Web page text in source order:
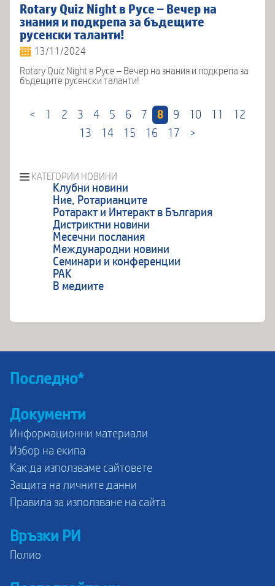
КАТЕГОРИИ НОВИНИ
Клубни новини
Ние, Ротарианците
Ротаракт и Интеракт в България
Дистриктни новини
Месечни послания
Международни новини
Семинари и конференции
РАК
В медиите
Rotary Quiz Night в Русе – Вечер на
знания и подкрепа за бъдещите
русенски таланти!
13/11/2024
Rotary Quiz Night в Русе – Вечер на знания и подкрепа за
бъдещите русенски таланти!
< 1 2 3 4 5 6 7 8 9 10 11
12
13
14 15 16 17 >
Последно*
Документи
Информационни материали
Избор на екипа
Как да използваме сайтовете
Защита на личните данни
Правила за използване на сайта
Връзки РИ
Полио